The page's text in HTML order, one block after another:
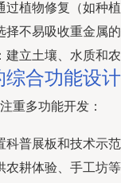
过植物修复（如种
择不易吸收重金属
建立土壤、水质和
综合功能设计
重多功能开发：
科普展板和技术示
农耕体验、手工坊